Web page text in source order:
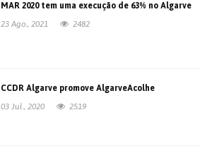
MAR 2020 tem uma execução de 63% no Algarve
23 Ago., 2021
2482
CCDR Algarve promove AlgarveAcolhe
03 Jul., 2020
2519